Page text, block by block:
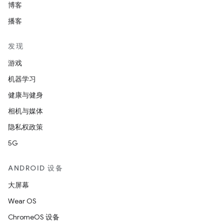
博客
播客
发现
游戏
机器学习
健康与健身
相机与媒体
隐私权政策
5G
ANDROID 设备
大屏幕
Wear OS
ChromeOS 设备